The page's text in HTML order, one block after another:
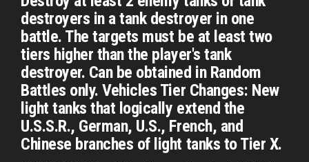
destroyers in a tank destroyer in one
battle. The targets must be at least two
tiers higher than the player's tank
destroyer. Can be obtained in Random
Battles only. Vehicles Tier Changes: New
light tanks that logically extend the
U.S.S.R., German, U.S., French, and
Chinese branches of light tanks to Tier X.